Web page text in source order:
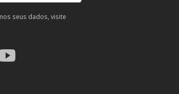
seus dados, visite